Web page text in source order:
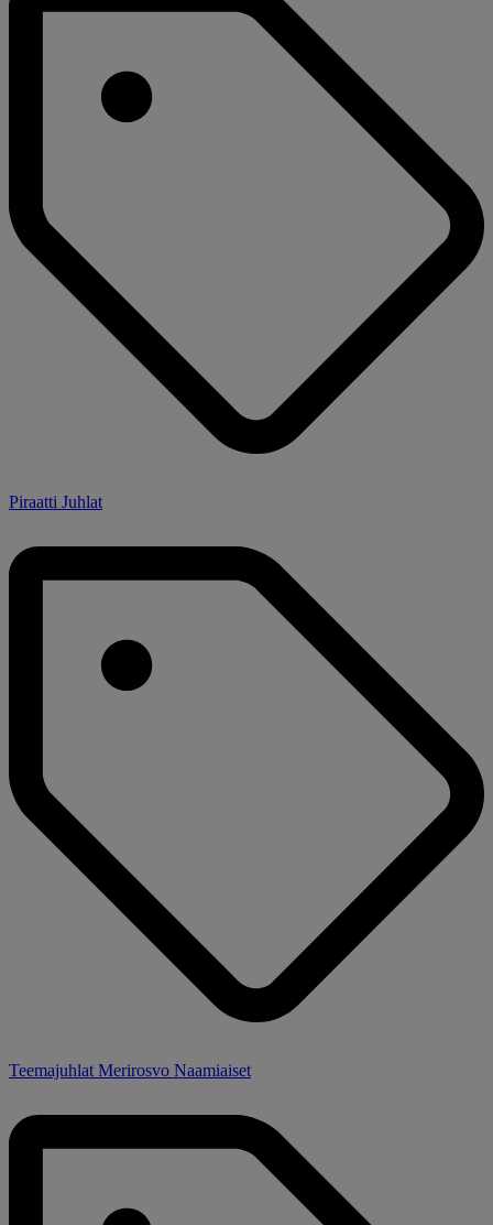
Piraatti Juhlat
Teemajuhlat Merirosvo Naamiaiset